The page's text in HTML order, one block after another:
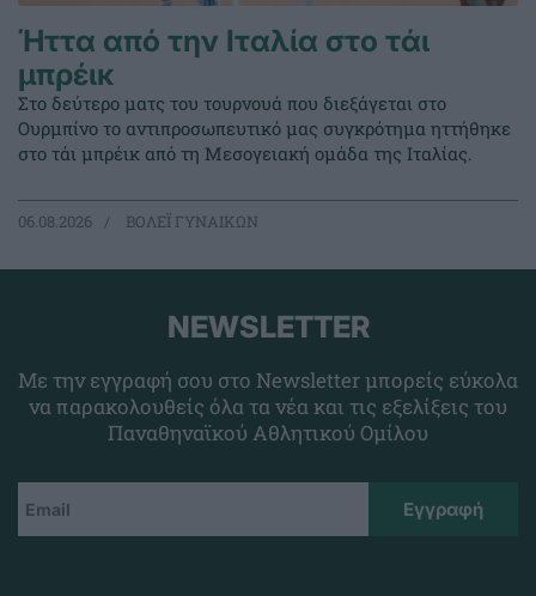
Ήττα από την Ιταλία στο τάι
μπρέικ
Στο δεύτερο ματς του τουρνουά που διεξάγεται στο
Ουρμπίνο το αντιπροσωπευτικό μας συγκρότημα ηττήθηκε
στο τάι μπρέικ από τη Μεσογειακή ομάδα της Ιταλίας.
06.08.2026 ΒΟΛΕΪ ΓΥΝΑΙΚΩΝ
NEWSLETTER
Με την εγγραφή σου στο Newsletter μπορείς εύκολα
να παρακολουθείς όλα τα νέα και τις εξελίξεις του
Παναθηναϊκού Αθλητικού Ομίλου